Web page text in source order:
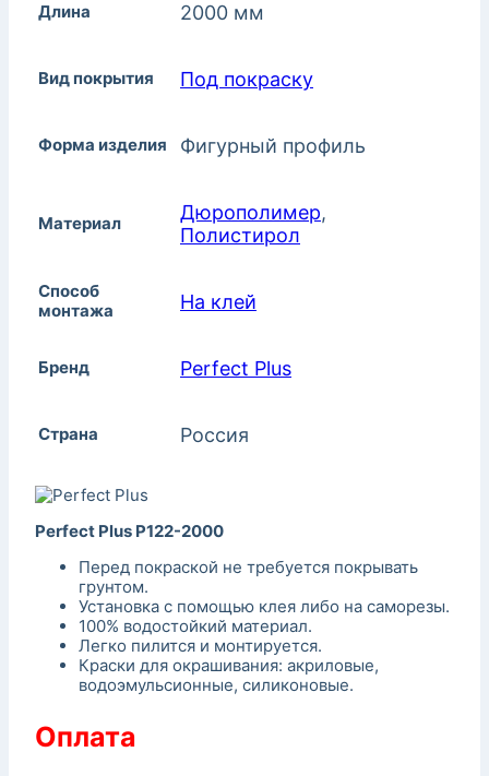
Длина 2000 мм
Вид покрытия Под покраску
Форма изделия Фигурный профиль
Материал Дюрополимер,
Полистирол
Способ
монтажа
На клей
Бренд Perfect Plus
Страна Россия
Perfect Plus P122-2000
Перед покраской не требуется покрывать
грунтом.
Установка с помощью клея либо на саморезы.
100% водостойкий материал.
Легко пилится и монтируется.
Краски для окрашивания: акриловые,
водоэмульсионные, силиконовые.
Оплата